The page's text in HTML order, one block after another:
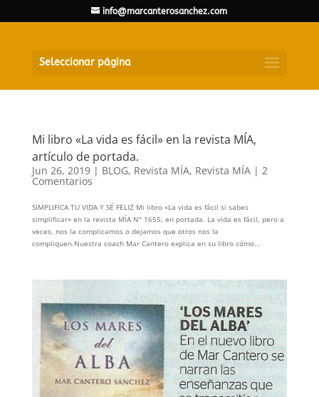
info@marcanterosanchez.com
Seleccionar página
Mi libro «La vida es fácil» en la revista MÍA,
artículo de portada.
Jun 26, 2019| BLOG, Revista MÍA, Revista MÍA| 2
Comentarios
SIMPLIFICA TU VIDA Y SÉ FELIZ Mi libro «La vida es fácil si sabes
simplificar» en la revista MÍA Nº 1655, en portada. La vida es fácil, pero a
veces, nos la complicamos o dejamos que otros nos la
compliquen.Nuestra coach Mar Cantero explica en su libro cómo...